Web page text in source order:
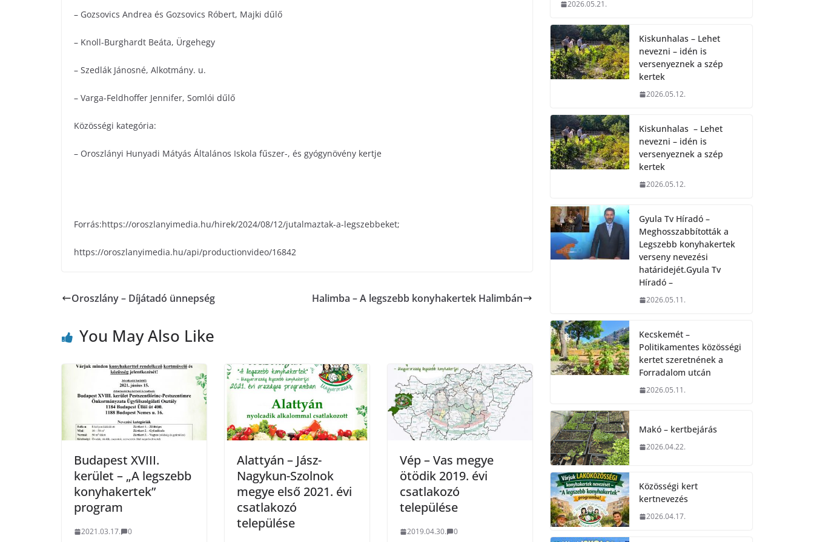
– Gozsovics Andrea és Gozsovics Róbert, Majki dűlő
– Knoll-Burghardt Beáta, Ürgehegy
– Szedlák Jánosné, Alkotmány. u.
– Varga-Feldhoffer Jennifer, Somlói dűlő
Közösségi kategória:
– Oroszlányi Hunyadi Mátyás Általános Iskola fűszer-, és gyógynövény kertje
Forrás:https://oroszlanyimedia.hu/hirek/2024/08/12/jutalmaztak-a-legszebbeket;
https://oroszlanyimedia.hu/api/productionvideo/16842
Oroszlány – Díjátadó ünnepség Halimba – A legszebb konyhakertek Halimbán
You May Also Like
Budapest XVIII.
kerület – „A legszebb
konyhakertek”
program
2021.03.17. 0
Alattyán – Jász-
Nagykun-Szolnok
megye első 2021. évi
csatlakozó
települése
Vép – Vas megye
ötödik 2019. évi
csatlakozó
települése
2019.04.30. 0
2026.05.21.
Kiskunhalas – Lehet
nevezni – idén is
versenyeznek a szép
kertek
2026.05.12.
Kiskunhalas – Lehet
nevezni – idén is
versenyeznek a szép
kertek
2026.05.12.
Gyula Tv Híradó –
Meghosszabbították a
Legszebb konyhakertek
verseny nevezési
határidejét.Gyula Tv
Híradó –
2026.05.11.
Kecskemét –
Politikamentes közösségi
kertet szeretnének a
Forradalom utcán
2026.05.11.
Makó – kertbejárás
2026.04.22.
Közösségi kert
kertnevezés
2026.04.17.